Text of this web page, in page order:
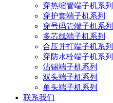
穿热缩管端子机系列
穿护套端子机系列
穿号码管端子机系列
多芯线端子机系列
合压并打端子机系列
穿防水栓端子机系列
沾锡端子机系列
双头端子机系列
单头端子机系列
联系我们